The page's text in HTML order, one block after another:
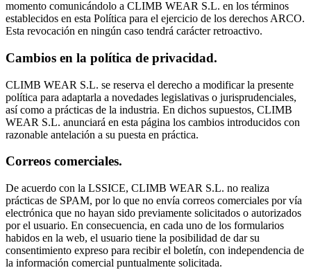
momento comunicándolo a CLIMB WEAR S.L. en los términos
establecidos en esta Política para el ejercicio de los derechos ARCO.
Esta revocación en ningún caso tendrá carácter retroactivo.
Cambios en la política de privacidad.
CLIMB WEAR S.L. se reserva el derecho a modificar la presente
política para adaptarla a novedades legislativas o jurisprudenciales,
así como a prácticas de la industria. En dichos supuestos, CLIMB
WEAR S.L. anunciará en esta página los cambios introducidos con
razonable antelación a su puesta en práctica.
Correos comerciales.
De acuerdo con la LSSICE, CLIMB WEAR S.L. no realiza
prácticas de SPAM, por lo que no envía correos comerciales por vía
electrónica que no hayan sido previamente solicitados o autorizados
por el usuario. En consecuencia, en cada uno de los formularios
habidos en la web, el usuario tiene la posibilidad de dar su
consentimiento expreso para recibir el boletín, con independencia de
la información comercial puntualmente solicitada.